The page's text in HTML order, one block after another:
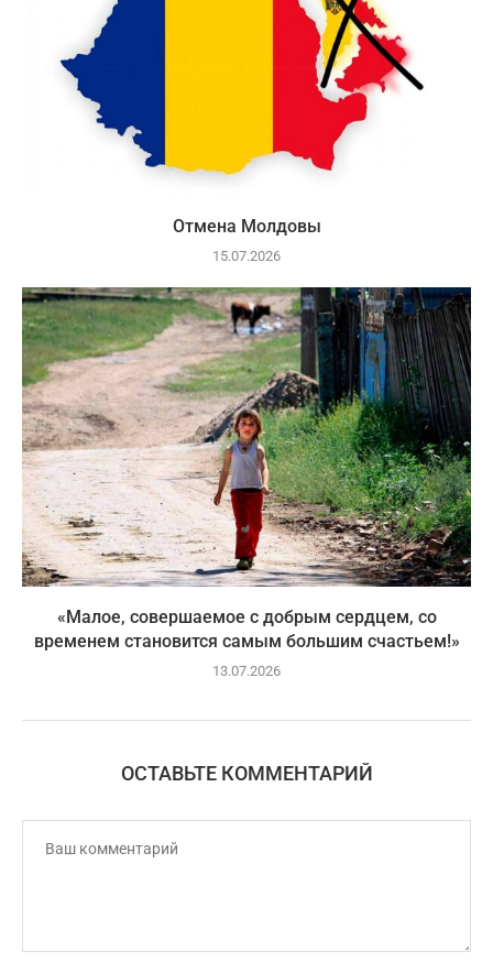
Отмена Молдовы
15.07.2026
«Малое, совершаемое с добрым сердцем, со
временем становится самым большим счастьем!»
13.07.2026
ОСТАВЬТЕ КОММЕНТАРИЙ